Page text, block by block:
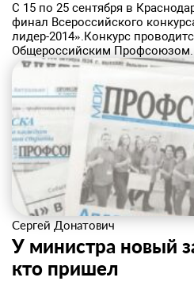
С 15 по 25 сентября в
финал Всероссийского
лидер-2014».Конкурс
Общероссийским
Сергей Донатович
У министра новый
кто пришел